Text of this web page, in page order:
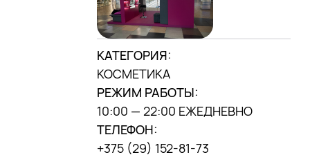
МЫ В INSTAGRAM
DANA MALL, 2025
КАТЕГОРИЯ:
КОСМЕТИКА
РЕЖИМ РАБОТЫ:
10:00 — 22:00 ЕЖЕДНЕВНО
ТЕЛЕФОН:
+375 (29) 152-81-73